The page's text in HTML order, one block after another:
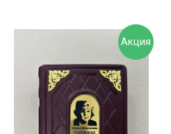
Акция